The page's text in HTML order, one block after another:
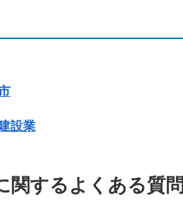
設業
関するよくある質問